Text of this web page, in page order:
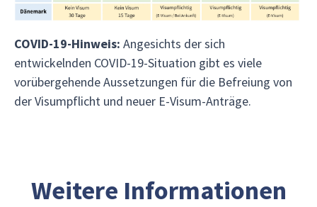
COVID-19-Hinweis: Angesichts der sich
entwickelnden COVID-19-Situation gibt es viele
vorübergehende Aussetzungen für die Befreiung von
der Visumpflicht und neuer E-Visum-Anträge.
Weitere Informationen